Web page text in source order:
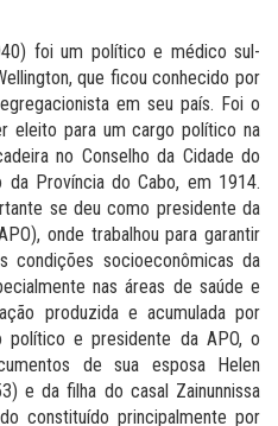
foi um político e médico sul-
que ficou conhecido por
em seu país. Foi o
eleito para um cargo político na
no Conselho da Cidade do
da Província do Cabo, em 1914.
se deu como presidente da
onde trabalhou para garantir
condições socioeconômicas da
nas áreas de saúde e
produzida e acumulada por
político e presidente da APO, o
de sua esposa Helen
e da filha do casal Zainunnissa
constituído principalmente por